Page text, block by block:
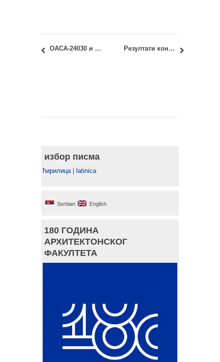
ОАСА-24030 и ИАСА-24030 – Историја уметности: Јунски испитни рок – Термин полагања испита Резултати конкурса: „Стара чаршија“ и непосредно окружење – идејно решење новог моста у Ивањици
избор писма
ћирилица latinica
Serbian English
180 ГОДИНА
АРХИТЕКТОНСКОГ
ФАКУЛТЕТА